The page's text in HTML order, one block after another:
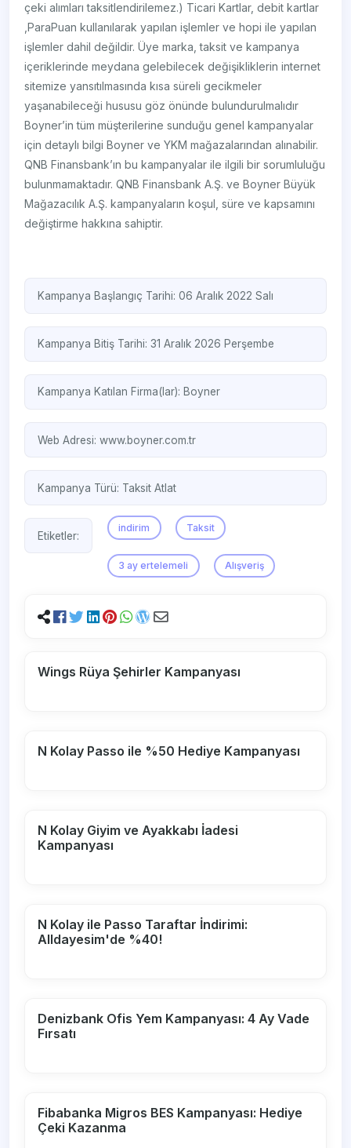
çeki alımları taksitlendirilemez.) Ticari Kartlar, debit kartlar
,ParaPuan kullanılarak yapılan işlemler ve hopi ile yapılan
işlemler dahil değildir. Üye marka, taksit ve kampanya
içeriklerinde meydana gelebilecek değişikliklerin internet
sitemize yansıtılmasında kısa süreli gecikmeler
yaşanabileceği hususu göz önünde bulundurulmalıdır
Boyner’in tüm müşterilerine sunduğu genel kampanyalar
için detaylı bilgi Boyner ve YKM mağazalarından alınabilir.
QNB Finansbank’ın bu kampanyalar ile ilgili bir sorumluluğu
bulunmamaktadır. QNB Finansbank A.Ş. ve Boyner Büyük
Mağazacılık A.Ş. kampanyaların koşul, süre ve kapsamını
değiştirme hakkına sahiptir.
Kampanya Başlangıç Tarihi: 06 Aralık 2022 Salı
Kampanya Bitiş Tarihi: 31 Aralık 2026 Perşembe
Kampanya Katılan Firma(lar): Boyner
Web Adresi:www.boyner.com.tr
Kampanya Türü: Taksit Atlat
Etiketler:
indirim Taksit
3 ay ertelemeli Alışveriş
Wings Rüya Şehirler Kampanyası
N Kolay Passo ile %50 Hediye Kampanyası
N Kolay Giyim ve Ayakkabı İadesi
Kampanyası
N Kolay ile Passo Taraftar İndirimi:
Alldayesim'de %40!
Denizbank Ofis Yem Kampanyası: 4 Ay Vade
Fırsatı
Fibabanka Migros BES Kampanyası: Hediye
Çeki Kazanma